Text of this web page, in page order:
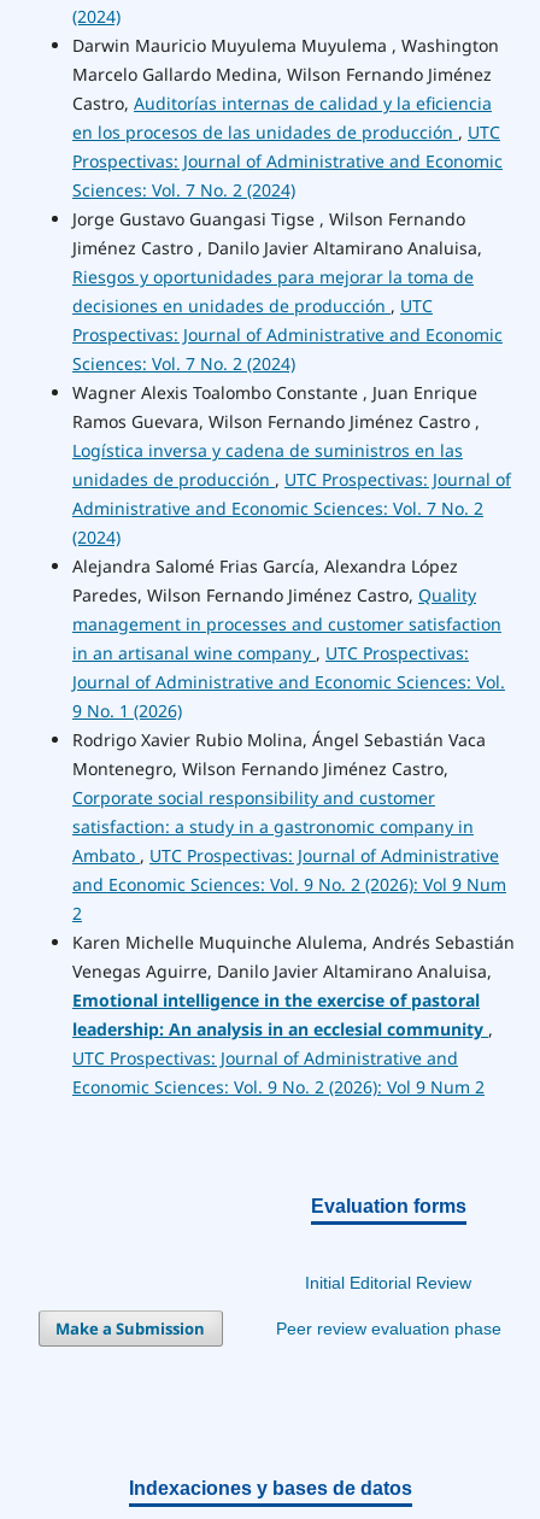
(2024)
Darwin Mauricio Muyulema Muyulema , Washington
Marcelo Gallardo Medina, Wilson Fernando Jiménez
Castro, Auditorías internas de calidad y la eficiencia
en los procesos de las unidades de producción , UTC
Prospectivas: Journal of Administrative and Economic
Sciences: Vol. 7 No. 2 (2024)
Jorge Gustavo Guangasi Tigse , Wilson Fernando
Jiménez Castro , Danilo Javier Altamirano Analuisa,
Riesgos y oportunidades para mejorar la toma de
decisiones en unidades de producción , UTC
Prospectivas: Journal of Administrative and Economic
Sciences: Vol. 7 No. 2 (2024)
Wagner Alexis Toalombo Constante , Juan Enrique
Ramos Guevara, Wilson Fernando Jiménez Castro ,
Logística inversa y cadena de suministros en las
unidades de producción , UTC Prospectivas: Journal of
Administrative and Economic Sciences: Vol. 7 No. 2
(2024)
Alejandra Salomé Frias García, Alexandra López
Paredes, Wilson Fernando Jiménez Castro, Quality
management in processes and customer satisfaction
in an artisanal wine company , UTC Prospectivas:
Journal of Administrative and Economic Sciences: Vol.
9 No. 1 (2026)
Rodrigo Xavier Rubio Molina, Ángel Sebastián Vaca
Montenegro, Wilson Fernando Jiménez Castro,
Corporate social responsibility and customer
satisfaction: a study in a gastronomic company in
Ambato , UTC Prospectivas: Journal of Administrative
and Economic Sciences: Vol. 9 No. 2 (2026): Vol 9 Num
2
Karen Michelle Muquinche Alulema, Andrés Sebastián
Venegas Aguirre, Danilo Javier Altamirano Analuisa,
Emotional intelligence in the exercise of pastoral
leadership: An analysis in an ecclesial community ,
UTC Prospectivas: Journal of Administrative and
Economic Sciences: Vol. 9 No. 2 (2026): Vol 9 Num 2
Make a Submission
Evaluation forms
Initial Editorial Review
Peer review evaluation phase
Indexaciones y bases de datos